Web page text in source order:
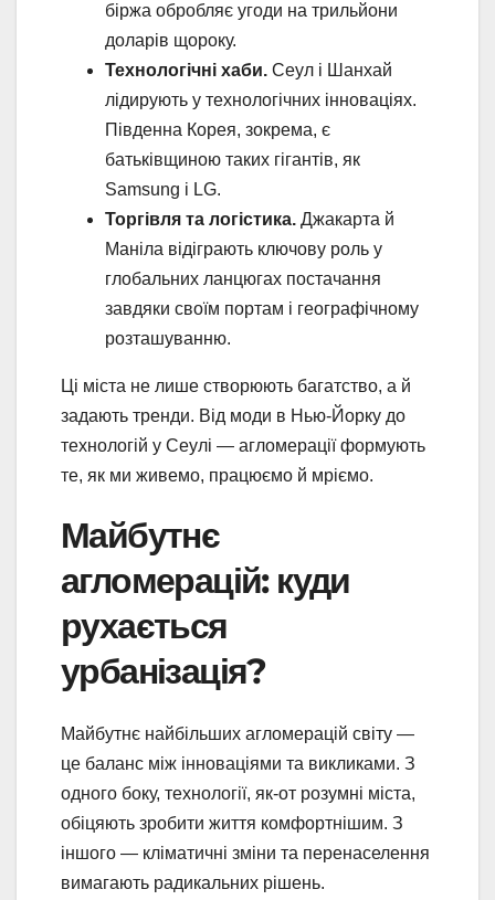
біржа обробляє угоди на трильйони
доларів щороку.
Технологічні хаби. Сеул і Шанхай
лідирують у технологічних інноваціях.
Південна Корея, зокрема, є
батьківщиною таких гігантів, як
Samsung і LG.
Торгівля та логістика. Джакарта й
Маніла відіграють ключову роль у
глобальних ланцюгах постачання
завдяки своїм портам і географічному
розташуванню.
Ці міста не лише створюють багатство, а й
задають тренди. Від моди в Нью-Йорку до
технологій у Сеулі — агломерації формують
те, як ми живемо, працюємо й мріємо.
Майбутнє
агломерацій: куди
рухається
урбанізація?
Майбутнє найбільших агломерацій світу —
це баланс між інноваціями та викликами. З
одного боку, технології, як-от розумні міста,
обіцяють зробити життя комфортнішим. З
іншого — кліматичні зміни та перенаселення
вимагають радикальних рішень.